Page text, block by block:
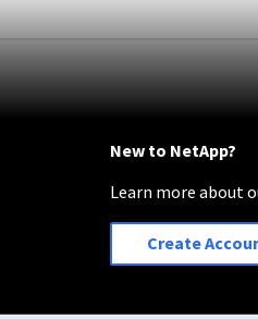
New to NetApp?
Learn more about
Create